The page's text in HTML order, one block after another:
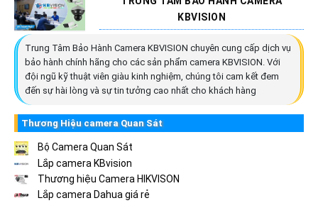
KBVISION
Trung Tâm Bảo Hành Camera KBVISION chuyên cung cấp dịch vụ
bảo hành chính hãng cho các sản phẩm camera KBVISION. Với
đội ngũ kỹ thuật viên giàu kinh nghiệm, chúng tôi cam kết đem
đến sự hài lòng và sự tin tưởng cao nhất cho khách hàng
Thương Hiệu camera Quan Sát
Bộ Camera Quan Sát
Lắp camera KBvision
Thương hiệu Camera HIKVISON
Lắp camera Dahua giá rẻ